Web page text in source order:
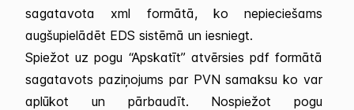
sagatavota xml formātā, ko nepieciešams
augšupielādēt EDS sistēmā un iesniegt.
Spiežot uz pogu “Apskatīt” atvērsies pdf formātā
sagatavots paziņojums par PVN samaksu ko var
aplūkot un pārbaudīt. Nospiežot pogu